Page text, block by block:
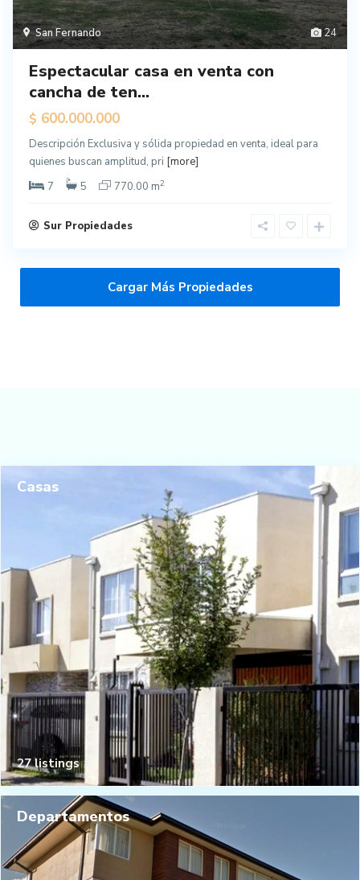
24
San Fernando
Espectacular casa en venta con
cancha de ten...
$ 600.000.000
Descripción Exclusiva y sólida propiedad en venta, ideal para
quienes buscan amplitud, pri [more]
7
5 770.00 m2
Sur Propiedades
Cargar Más Propiedades
Casas
27 listings
Departamentos